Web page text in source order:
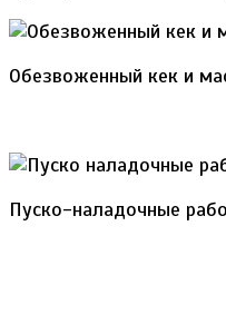
Обезвоженный кек и
Пуско-наладочные